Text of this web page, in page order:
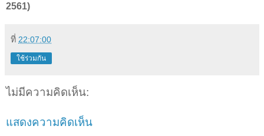
2561)
ที่ 22:07:00
ใช้ร่วมกัน
ไม่มีความคิดเห็น:
แสดงความคิดเห็น